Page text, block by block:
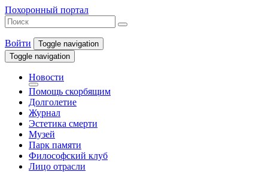
Похоронный портал
Войти
Toggle navigation
Toggle navigation
Новости
Помощь скорбящим
Долголетие
Журнал
Эстетика смерти
Музей
Парк памяти
Философский клуб
Лицо отрасли